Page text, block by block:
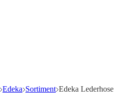
Edeka Sortiment Edeka Lederhose